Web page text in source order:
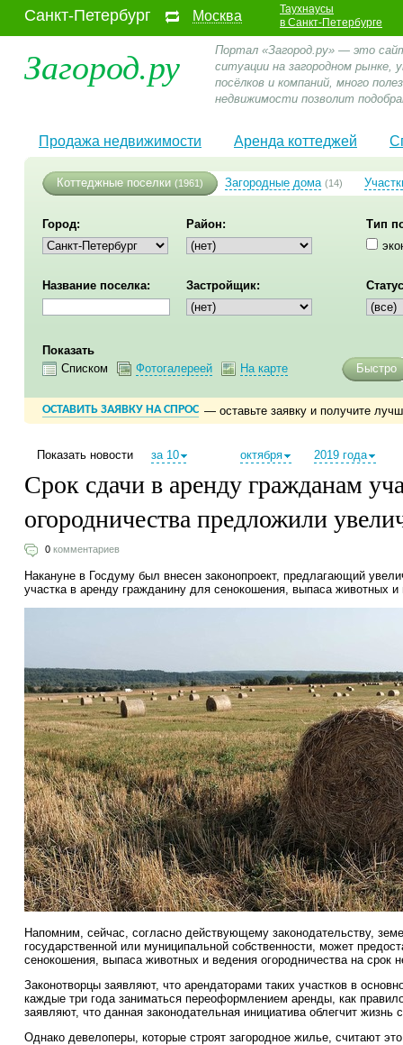
Санкт-Петербург Москва
Таухнаусы
в Санкт-Петербурге
Загород.ру
Портал «Загород.ру» — это
ситуации на загородном
посёлков и компаний, много
недвижимости позволит
Продажа недвижимости Аренда коттеджей
Коттеджные поселки (1961) Загородные дома (14)
Город: Район:
Тип
Название поселка: Застройщик:
Показать
Списком
Фотогалереей На карте Быстро
ОСТАВИТЬ ЗАЯВКУ НА СПРОС — оставьте заявку и получите
Показать новости за 10 октября 2019 года
Срок сдачи в аренду гражданам
огородничества предложили
0 комментариев
Накануне в Госдуму был внесен законопроект, предлагающий
участка в аренду гражданину для сенокошения, выпаса животных и
Напомним, сейчас, согласно действующему законодательству,
государственной или муниципальной собственности, может
сенокошения, выпаса животных и ведения огородничества на срок
Законотворцы заявляют, что арендаторами таких участков в
каждые три года заниматься переоформлением аренды, как
заявляют, что данная законодательная инициатива облегчит жизнь
Однако девелоперы, которые строят загородное жилье, считают